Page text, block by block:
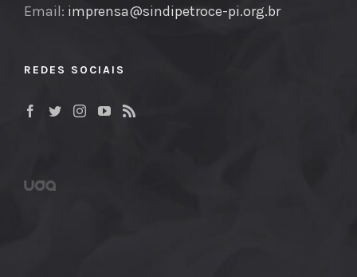
Email: imprensa@sindipetroce-pi.org.br
REDES SOCIAIS